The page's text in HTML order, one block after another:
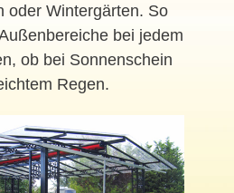
oder Wintergärten. So
bei jedem
ob bei Sonnenschein
Regen.